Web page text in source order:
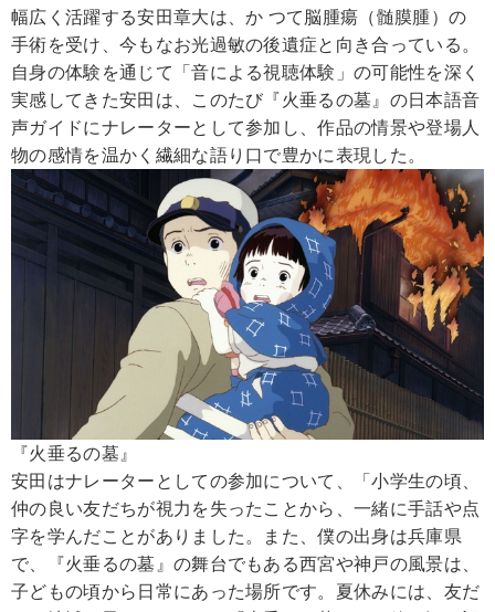
幅広く活躍する安田章大は、か つて脳腫瘍（髄膜腫）の
手術を受け、今もなお光過敏の後遺症と向き合っている。
自身の体験を通じて「音による視聴体験」の可能性を深く
実感してきた安田は、このたび『火垂るの墓』の日本語音
声ガイドにナレーターとして参加し、作品の情景や登場人
物の感情を温かく繊細な語り口で豊かに表現した。
『火垂るの墓』
安田はナレーターとしての参加について、「小学生の頃、
仲の良い友だちが視力を失ったことから、一緒に手話や点
字を学んだことがありました。また、僕の出身は兵庫県
で、『火垂るの墓』の舞台でもある西宮や神戸の風景は、
子どもの頃から日常にあった場所です。夏休みには、友だ